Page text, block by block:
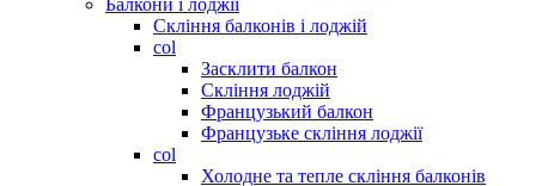
Балкони і лоджії
Скління балконів і лоджій
col
Засклити балкон
Скління лоджій
Французький балкон
Французьке скління лоджії
col
Холодне та тепле скління балконів